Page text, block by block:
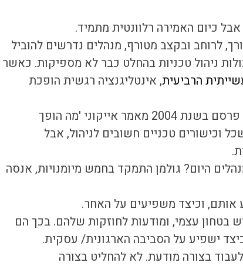
כיום האמירה רלוונטית מתמיד.
לרוחב ובקצב מטורף, מנהלים נדרשים להוביל
ניהול טכניות בהחלט כבר לא מספיקות. כאשר
הרביעית, אינטליגנציה רגשית הופכת
דניאל גולמן, אבי האינטליגנציה הרגשית, פרסם בשנת 2004 מאמר אייקוני 'מה הופך
וכישורים טכניים חשובים לניהול, אבל
רלוונטיים למנהלים היום? גולמן התמקד בחמש מיומנויות, אנסה
אותם, וכיצד משפיעים על האחר.
בטחון עצמי, ומודעות לחוזקות שלהם. בכך הם
ישפיע על הסביבה הארגונית/ עסקית.
בצורה מודעת. לא להחליט בצורה